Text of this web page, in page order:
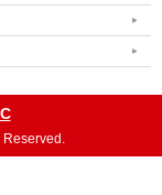
Reserved.